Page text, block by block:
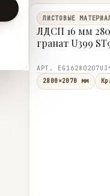
ЛИСТОВЫЕ
ЛДСП 16 мм
гранат U399
АРТ.
2800×2070 мм